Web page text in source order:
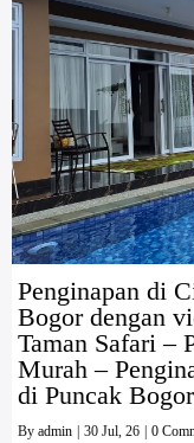
Penginapan di
Bogor dengan
Taman Safari –
Murah –
di Puncak Bogor
By admin 30 Jul, 26 0